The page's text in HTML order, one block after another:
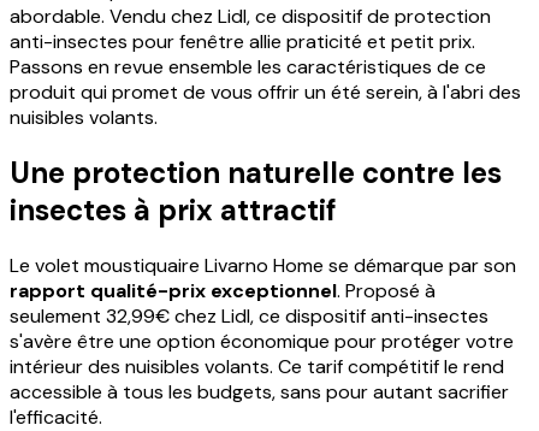
abordable. Vendu chez Lidl, ce dispositif de protection
anti-insectes pour fenêtre allie praticité et petit prix.
Passons en revue ensemble les caractéristiques de ce
produit qui promet de vous offrir un été serein, à l'abri des
nuisibles volants.
Une protection naturelle contre les
insectes à prix attractif
Le volet moustiquaire Livarno Home se démarque par son
rapport qualité-prix exceptionnel. Proposé à
seulement 32,99€ chez Lidl, ce dispositif anti-insectes
s'avère être une option économique pour protéger votre
intérieur des nuisibles volants. Ce tarif compétitif le rend
accessible à tous les budgets, sans pour autant sacrifier
l'efficacité.